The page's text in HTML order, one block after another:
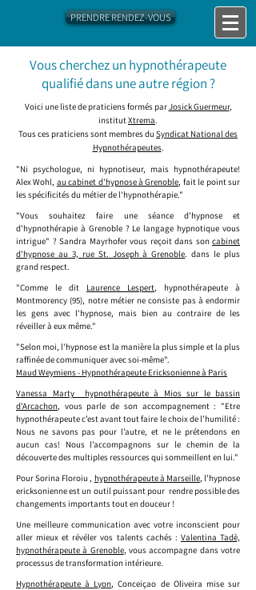
PRENDRE RENDEZ-VOUS
Vous cherchez un hypnothérapeute
qualifié dans une autre région ?
Voici une liste de praticiens formés parJosick Guermeur,
institutXtrema.
Tous ces praticiens sont membres du Syndicat National des
Hypnothérapeutes.
"Ni psychologue, ni hypnotiseur, mais hypnothérapeute!
Alex Wohl, au cabinet d'hypnose à Grenoble, fait le point sur
les spécificités du métier de l'hypnothérapie."
"Vous souhaitez faire une séance d'hypnose et
d'hypnothérapie à Grenoble ? Le langage hypnotique vous
intrigue" ? Sandra Mayrhofer vous reçoit dans son cabinet
d'hypnose au 3, rue St. Joseph à Grenoble. dans le plus
grand respect.
"Comme le dit Laurence Lespert, hypnothérapeute à
Montmorency (95), notre métier ne consiste pas à endormir
les gens avec l'hypnose, mais bien au contraire de les
réveiller à eux même."
"Selon moi, l'hypnose est la manière la plus simple et la plus
raffinée de communiquer avec soi-même".
Maud Weymiens - Hypnothérapeute Ericksonienne à Paris
Vanessa Marty hypnothérapeute à Mios sur le bassin
d'Arcachon, vous parle de son accompagnement : "Etre
hypnothérapeute c’est avant tout faire le choix de l’humilité :
Nous ne savons pas pour l’autre, et ne le prétendons en
aucun cas! Nous l’accompagnons sur le chemin de la
découverte des multiples ressources qui sommeillent en lui."
Pour Sorina Floroiu , hypnothérapeute à Marseille, l’hypnose
ericksonienne est un outil puissant pour rendre possible des
changements importants tout en douceur !
Une meilleure communication avec votre inconscient pour
aller mieux et révéler vos talents cachés : Valentina Tadè,
hypnothérapeute à Grenoble, vous accompagne dans votre
processus de transformation intérieure.
Hypnothérapeute à Lyon, Conceiçao de Oliveira mise sur